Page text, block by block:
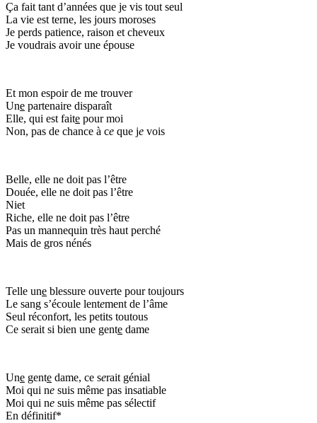
Ça fait tant d’années que je vis tout seul
La vie est terne, les jours moroses
Je perds patience, raison et cheveux
Je voudrais avoir une épouse
Et mon espoir de me trouver
Une partenaire disparaît
Elle, qui est faite pour moi
Non, pas de chance à ce que je vois
Belle, elle ne doit pas l’être
Douée, elle ne doit pas l’être
Niet
Riche, elle ne doit pas l’être
Pas un mannequin très haut perché
Mais de gros nénés
Telle une blessure ouverte pour toujours
Le sang s’écoule lentement de l’âme
Seul réconfort, les petits toutous
Ce serait si bien une gente dame
Une gente dame, ce serait génial
Moi qui ne suis même pas insatiable
Moi qui ne suis même pas sélectif
En définitif*